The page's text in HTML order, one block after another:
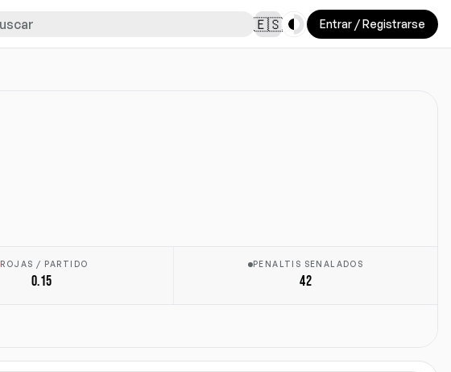
Más 🇪🇸 Toggle theme
Entrar / Registrarse
ROJAS / PARTIDO
0.15
PENALTIS SENALADOS
42